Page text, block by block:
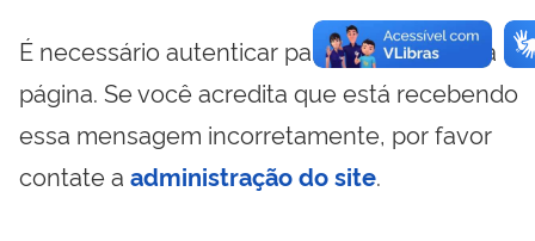
É necessário autenticar para visualizar essa
página. Se você acredita que está recebendo
essa mensagem incorretamente, por favor
contate a administração do site.